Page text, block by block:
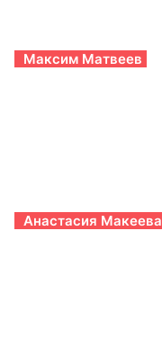
Максим Матвеев
Анастасия Макеева